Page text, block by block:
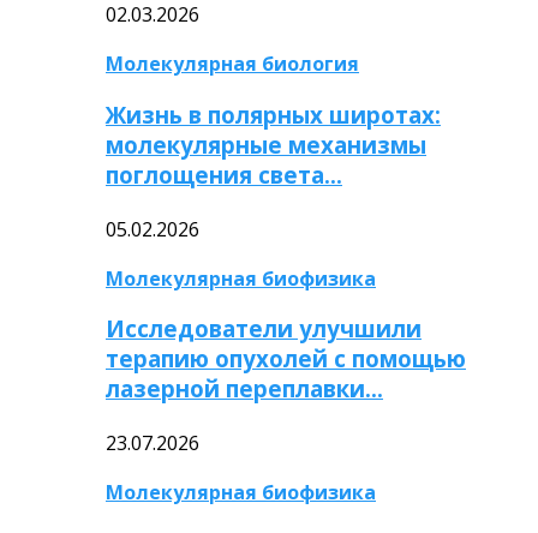
02.03.2026
Молекулярная биология
Жизнь в полярных широтах:
молекулярные механизмы
поглощения света…
05.02.2026
Молекулярная биофизика
Исследователи улучшили
терапию опухолей с помощью
лазерной переплавки…
23.07.2026
Молекулярная биофизика